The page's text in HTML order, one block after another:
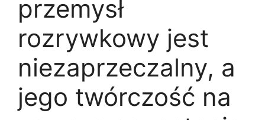
przemysł
rozrywkowy jest
niezaprzeczalny, a
jego twórczość na